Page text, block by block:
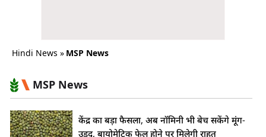
Hindi News » MSP News
MSP News
केंद्र का बड़ा फैसला, अब नॉमिनी भी बेच सकेंगे मूंग-
उड़द, बायोमेट्रिक फेल होने पर मिलेगी राहत